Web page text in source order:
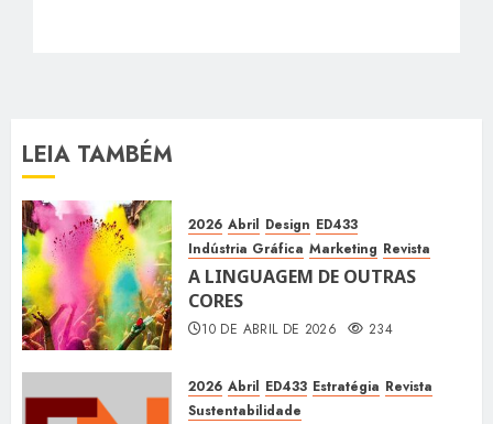
LEIA TAMBÉM
2026 Abril Design ED433
Indústria Gráfica Marketing Revista
A LINGUAGEM DE OUTRAS
CORES
10 DE ABRIL DE 2026 234
2026 Abril ED433 Estratégia Revista
Sustentabilidade